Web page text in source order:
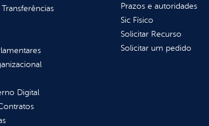
Digital
Prazos e autoridades
Sic Físico
Solicitar Recurso
Solicitar um pedido